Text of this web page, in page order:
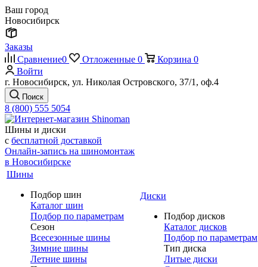
Ваш город
Новосибирск
Заказы
Сравнение0 Отложенные 0 Корзина 0
Войти
г. Новосибирск, ул. Николая Островского, 37/1, оф.4
Поиск
8 (800) 555 5054
Шины и диски
с бесплатной доставкой
Онлайн-запись на шиномонтаж
в Новосибирске
Шины
Подбор шин
Каталог шин
Подбор по параметрам
Сезон
Всесезонные шины
Зимние шины
Летние шины
Диски
Подбор дисков
Каталог дисков
Подбор по параметрам
Тип диска
Литые диски